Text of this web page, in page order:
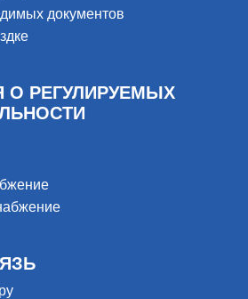
документов
РЕГУЛИРУЕМЫХ